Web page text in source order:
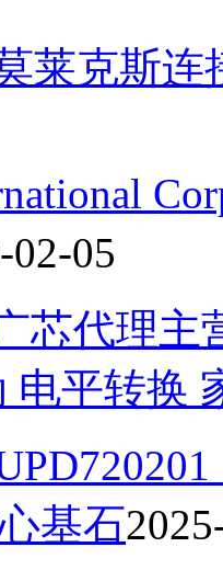
莱克斯连
02-05
芯代理
电平转换
基石